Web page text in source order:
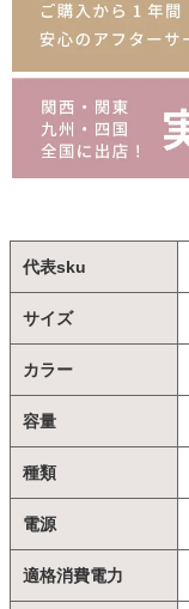
代表sku
サイズ
カラー
容量
種類
電源
適格消費電力